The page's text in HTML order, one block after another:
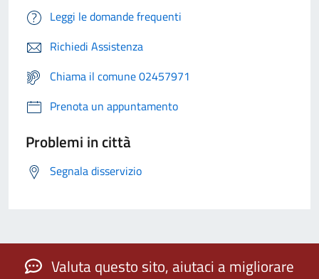
Leggi le domande frequenti
Richiedi Assistenza
Chiama il comune 02457971
Prenota un appuntamento
Problemi in città
Segnala disservizio
Valuta questo sito, aiutaci a migliorare